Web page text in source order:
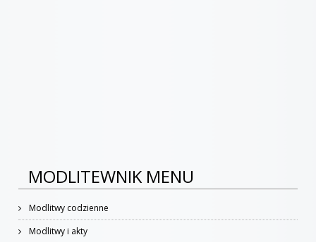
MODLITEWNIK MENU
Modlitwy codzienne
Modlitwy i akty